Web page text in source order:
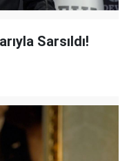
Sarsıldı!